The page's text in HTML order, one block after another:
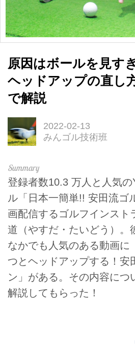
原因はボールを見す
ヘッドアップの直し
で解説
2022-02-13
みんゴル技術班
登録者数10.3 万人と人気の
ル「日本一簡単!! 安田流ゴ
画配信するゴルフインスト
道（やすだ・たいどう）。
なかでも人気のある動画に
つとヘッドアップする！安
ン」がある。その内容につ
解説してもらった！